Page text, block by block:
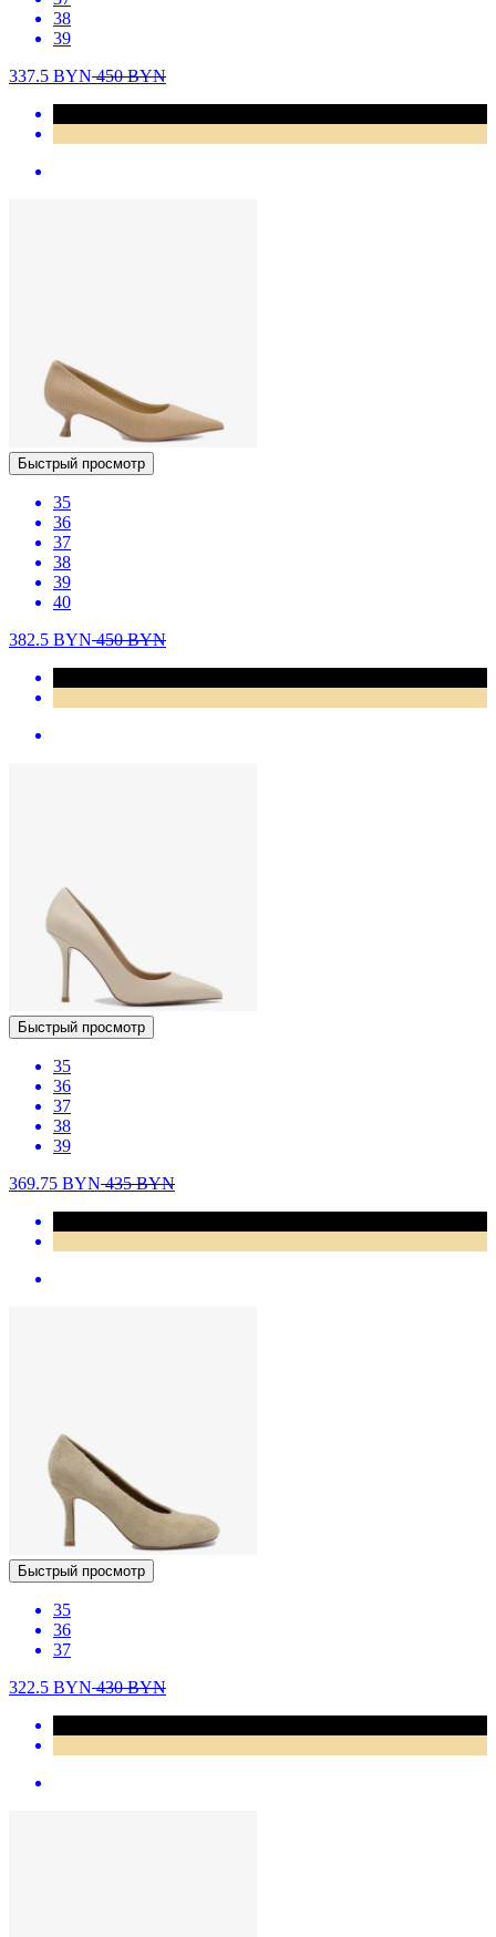
38
39
337.5 BYN450BYN
Быстрый просмотр
35
36
37
38
39
40
382.5 BYN450BYN
Быстрый просмотр
35
36
37
38
39
369.75 BYN435BYN
Быстрый просмотр
35
36
37
322.5 BYN430BYN